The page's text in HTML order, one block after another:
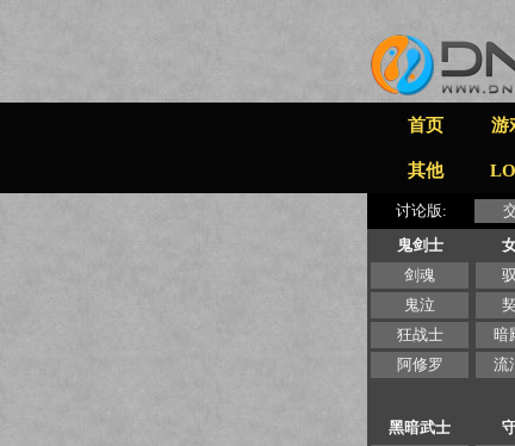
首页 游
其他
讨论版:
鬼剑士
剑魂
鬼泣
狂战士
阿修罗
暗
流
黑暗武士